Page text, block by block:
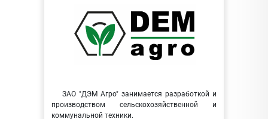
ЗАО "ДЭМ Агро" занимается разработкой и
производством сельскохозяйственной и
коммунальной техники.